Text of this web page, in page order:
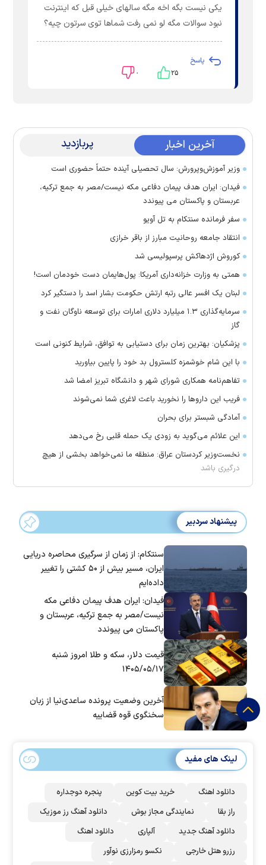
یکی نیست بگه اخه مگه سالهای خیلی قبل که اینترنت
نبود سوالات مگه لو نمی رفت شماها توی سرتون چیه؟
پاسخ
۲۵ ۰
آخرین اخبار پربازدید
وزیر آموزش‌وپرورش: سال تحصیلی آینده حتماً حضوری است
فیدان: ایران هدف پیمان دفاعی مکه نیست/مصر به جمع ترکیه،
عربستان و پاکستان می پیوندد
سفر فرمانده سنتکام به تل آویو
انتقاد جامعه روحانیت مبارز از باقر خرازی
کوروش اژدهاکش پرسپولیسی شد
همتی به وزارت خزانه‌داری آمریکا: پول‌هایمان دست خودمان است!
لبنان یک افسر عالی رتبه ارتش حکومت بشار اسد را دستگیر کرد
سرمایه‌گذاری ۱.۳ میلیارد دلاری امارات برای توسعه ناوگان نفت و
گاز
پزشکیان: بهترین زمان برای دستیابی به توافق، شرایط کنونی است
با این شام خوشمزه کلسترول بد خود را پایین بیاورید
تفاهم‌نامه همکاری شورای شهر و دانشگاه تبریز امضا شد
فریب این دارو‌ها را نخورید باعث لاغری شما نمی‌شوند
آمادگی شبستر برای بحران
این علائم می‌گوید به زودی یک حمله قلبی رخ می‌دهد
نخست‌وزیر کردستان عراق: منطقه ما نمی‌خواهد بخشی از هیچ
درگیری باشد
پیشنهاد سردبیر
سنتکام: از زمان از سرگیری محاصره دریایی
ایران، مسیر بیش از ۵۰ کشتی را تغییر
داده‌ایم
فیدان: ایران هدف پیمان دفاعی مکه
نیست/مصر به جمع ترکیه، عربستان و
پاکستان می پیوندد
قیمت دلار، سکه و طلا امروز شنبه
۱۴۰۵/۰۵/۱۷
آخرین وضعیت پرونده ساعدی‌نیا از زبان
سخنگوی قوه قضاییه
لینک های مفید
دانلود اهنگ خرید بیت کوین
پنجره دوجداره
راز بقا
نمایندگی مجاز بوش
دانلود آهنگ رز‌ موزیک
دانلود آهنگ جدید
آلپاری
دانلود اهنگ
رزرو هتل خارجی
نکسو رمزارزی نوآور